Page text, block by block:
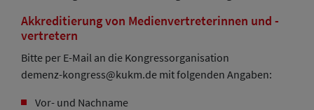
Akkreditierung von Medienvertreterinnen und -
vertretern
Bitte per E-Mail an die Kongressorganisation
demenz-kongress@kukm.de mit folgenden Angaben:
Vor- und Nachname